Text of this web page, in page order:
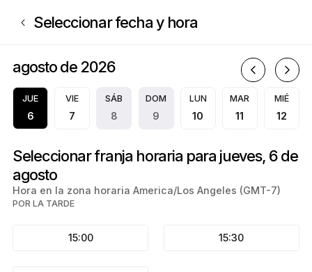
Seleccionar fecha y hora
agosto de 2026
JUE
6
VIE
7
SÁB
8
DOM
9
LUN
10
MAR
11
MIÉ
12
Seleccionar franja horaria para jueves, 6 de
agosto
Hora en la zona horaria America/Los Angeles (GMT-7)
POR LA TARDE
15:00 15:30